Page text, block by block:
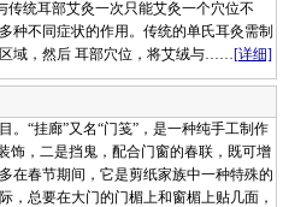
传统耳部艾灸一次只能艾灸一个穴位不
种不同症状的作用。传统的单氏耳灸需制
域，然后 耳部穴位，将艾绒与……[详细]
“挂廊”又名“门笺”，是一种纯手工制作
饰，二是挡鬼，配合门窗的春联，既可增
在春节期间，它是剪纸家族中一种特殊的
，总要在大门的门楣上和窗楣上贴几面，